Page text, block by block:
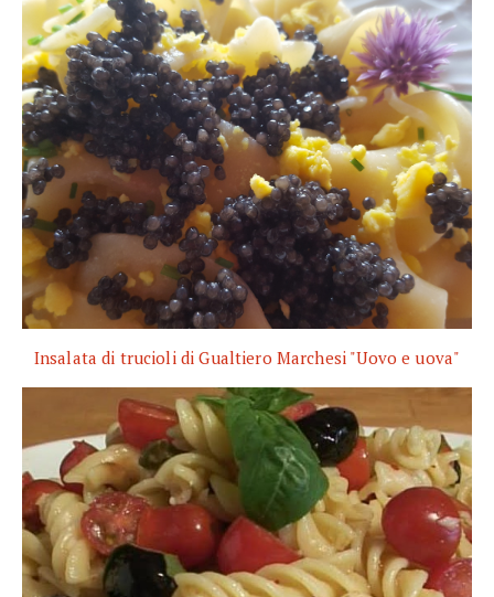
Insalata di trucioli di Gualtiero Marchesi "Uovo e uova"